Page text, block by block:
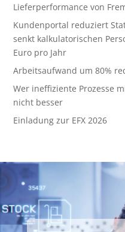
Lieferperformance von
Kundenportal reduziert
senkt kalkulatorischen
Euro pro Jahr
Arbeitsaufwand um 80%
Wer ineffiziente Prozesse
nicht besser
Einladung zur EFX 2026